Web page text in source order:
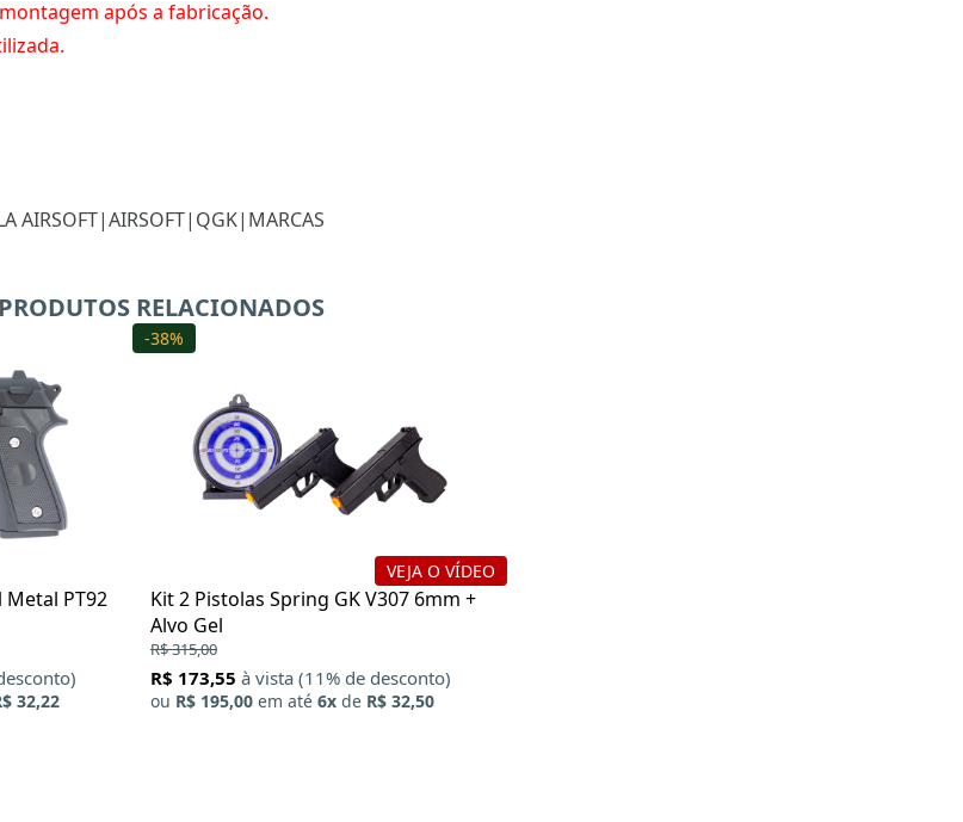
após a fabricação.
AIRSOFT|AIRSOFT| QGK| MARCAS
PRODUTOS RELACIONADOS
PT92
32,22
-38%
VEJA O VÍDEO
Kit 2 Pistolas Spring GK V307 6mm +
Alvo Gel
R$ 315,00
R$ 173,55 à vista (11% de desconto)
ou R$ 195,00 em até 6x de R$ 32,50